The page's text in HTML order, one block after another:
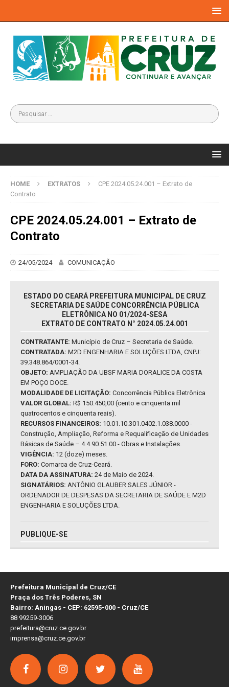
HOME EXTRATOS
CPE 2024.05.24.001 – Extrato de
Contrato
CPE 2024.05.24.001 – Extrato de
Contrato
24/05/2024 COMUNICAÇÃO
ESTADO DO CEARÁ PREFEITURA MUNICIPAL DE CRUZ
SECRETARIA DE SAÚDE CONCORRÊNCIA PÚBLICA
ELETRÔNICA NO 01/2024-SESA
EXTRATO DE CONTRATO N° 2024.05.24.001
CONTRATANTE: Município de Cruz – Secretaria de Saúde.
CONTRATADA: M2D ENGENHARIA E SOLUÇÕES LTDA, CNPJ:
39.348.864/0001-34.
OBJETO: AMPLIAÇÃO DA UBSF MARIA DORALICE DA COSTA
EM POÇO DOCE.
MODALIDADE DE LICITAÇÃO: Concorrência Pública Eletrônica
VALOR GLOBAL: R$ 150.450,00 (cento e cinquenta mil
quatrocentos e cinquenta reais).
RECURSOS FINANCEIROS: 10.01.10.301.0402.1.038.0000 -
Construção, Ampliação, Reforma e Requalificação de Unidades
Básicas de Saúde – 4.4.90.51.00 - Obras e Instalações.
VIGÊNCIA: 12 (doze) meses.
FORO: Comarca de Cruz-Ceará.
DATA DA ASSINATURA: 24 de Maio de 2024.
SIGNATÁRIOS: ANTÔNIO GLAUBER SALES JÚNIOR -
ORDENADOR DE DESPESAS DA SECRETARIA DE SAÚDE E M2D
ENGENHARIA E SOLUÇÕES LTDA.
PUBLIQUE-SE
Prefeitura Municipal de Cruz/CE
Praça dos Três Poderes, SN
Bairro: Aningas - CEP: 62595-000 - Cruz/CE
88 99259-3006
prefeitura@cruz.ce.gov.br
imprensa@cruz.ce.gov.br